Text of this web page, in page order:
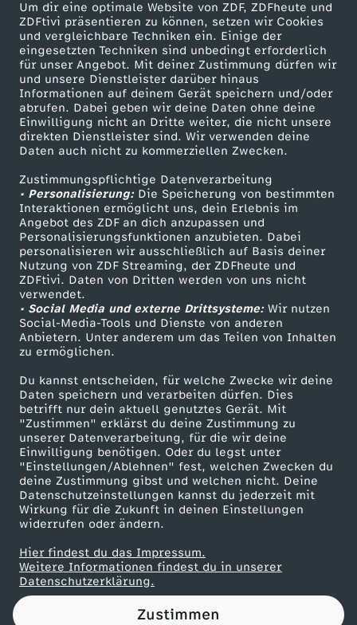
Um dir eine optimale Website von ZDF, ZDFheute und
ZDFtivi präsentieren zu können, setzen wir Cookies
und vergleichbare Techniken ein. Einige der
eingesetzten Techniken sind unbedingt erforderlich
für unser Angebot. Mit deiner Zustimmung dürfen wir
und unsere Dienstleister darüber hinaus
Informationen auf deinem Gerät speichern und/oder
abrufen. Dabei geben wir deine Daten ohne deine
Einwilligung nicht an Dritte weiter, die nicht unsere
direkten Dienstleister sind. Wir verwenden deine
Daten auch nicht zu kommerziellen Zwecken.
Zustimmungspflichtige Datenverarbeitung
• Personalisierung:Die Speicherung von bestimmten
Interaktionen ermöglicht uns, dein Erlebnis im
Angebot des ZDF an dich anzupassen und
Personalisierungsfunktionen anzubieten. Dabei
personalisieren wir ausschließlich auf Basis deiner
Nutzung von ZDF Streaming, der ZDFheute und
ZDFtivi. Daten von Dritten werden von uns nicht
verwendet.
• Social Media und externe Drittsysteme:Wir nutzen
Social-Media-Tools und Dienste von anderen
Anbietern. Unter anderem um das Teilen von Inhalten
zu ermöglichen.
Du kannst entscheiden, für welche Zwecke wir deine
Daten speichern und verarbeiten dürfen. Dies
betrifft nur dein aktuell genutztes Gerät. Mit
"Zustimmen" erklärst du deine Zustimmung zu
unserer Datenverarbeitung, für die wir deine
Einwilligung benötigen. Oder du legst unter
"Einstellungen/Ablehnen" fest, welchen Zwecken du
deine Zustimmung gibst und welchen nicht. Deine
Datenschutzeinstellungen kannst du jederzeit mit
Wirkung für die Zukunft in deinen Einstellungen
widerrufen oder ändern.
Hier findest du das Impressum.
Weitere Informationen findest du in unserer
Datenschutzerklärung.
Zustimmen
D
w
i
l
l
C
o
r
o
n
a
-
U
n
t
e
Mehr ZDF
ZDF-Apps
Smart TV
ZDFtext
Livestreams
Sendungen A-Z
TV-Programm
Service
ZDFmitreden
Kontakt zum ZDF
Tickets
Zuschauerservice
Hilfe
ZDF Unternehmen
Karriere
ZDF goes Schule
Werbefernsehen
Mainzelmännchen
Partner